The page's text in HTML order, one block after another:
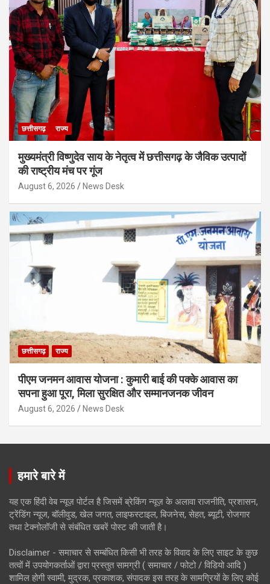
छत्तीसगढ़ राज्य
मुख्यमंत्री विष्णुदेव साय के नेतृत्व में छत्तीसगढ़ के जैविक उत्पादों
की राष्ट्रीय मंच पर गूंज
August 6, 2026 News Desk
छत्तीसगढ़ राज्य
पीएम जनमन आवास योजना : कुमारी बाई की पक्के आवास का
सपना हुआ पूरा, मिला सुरक्षित और सम्मानजनक जीवन
August 6, 2026 News Desk
हमारे बारे में
यह एक हिंदी वेब न्यूज़ पोर्टल है जिसमें ब्रेकिंग न्यूज़ के अलावा राजनीति, प्रशासन,
ट्रेंडिंग न्यूज, बॉलीवुड, खेल जगत, लाइफस्टाइल, बिजनेस, सेहत, ब्यूटी, रोजगार
तथा टेक्नोलॉजी से संबंधित खबरें पोस्ट की जाती है।
Disclaimer - समाचार से सम्बंधित किसी भी तरह के विवाद के लिए साइट के कुछ
तत्वों में उपयोगकर्ताओं द्वारा प्रस्तुत सामग्री ( समाचार / फोटो / विडियो आदि )
शामिल होगी स्वामी, मुद्रक, प्रकाशक, संपादक इस तरह के सामग्रियों के लिए कोई